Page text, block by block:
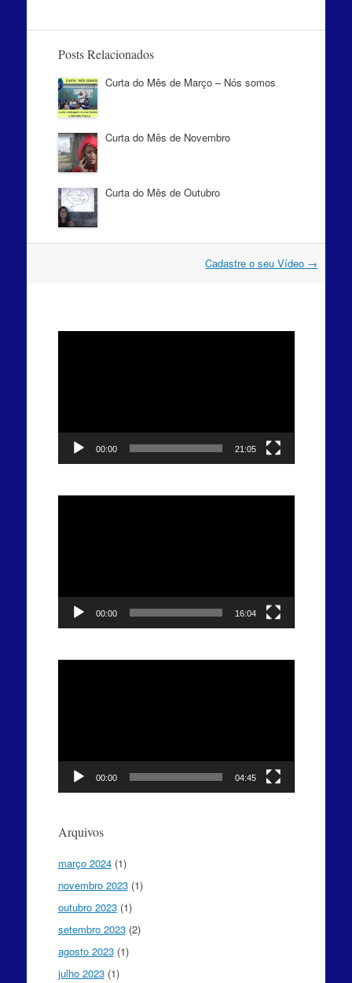
Posts Relacionados
Curta do Mês de Março – Nós somos
Curta do Mês de Novembro
Curta do Mês de Outubro
Cadastre o seu Vídeo →
00:00 21:05
00:00 16:04
00:00 04:45
Arquivos
março 2024(1)
novembro 2023(1)
outubro 2023(1)
setembro 2023(2)
agosto 2023(1)
julho 2023(1)